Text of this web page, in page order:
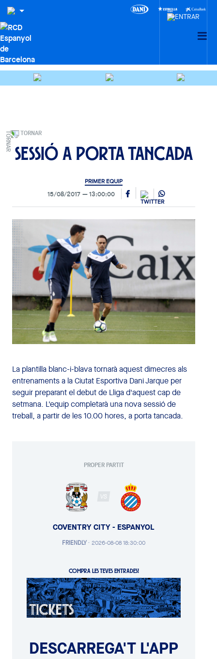
TORNAR
Sessió a porta tancada
PRIMER EQUIP
15/08/2017 13:00:00
La plantilla blanc-i-blava tornarà aquest dimecres als
entrenaments a la Ciutat Esportiva Dani Jarque per
seguir preparant el debut de Lliga d'aquest cap de
setmana. L'equip completarà una nova sessió de
treball, a partir de les 10.00 hores, a porta tancada.
PROPER PARTIT
VS
COVENTRY CITY - ESPANYOL
FRIENDLY· 2026-08-08 18:30:00
COMPRA LES TEVES ENTRADES!
DESCARREGA'T L'APP